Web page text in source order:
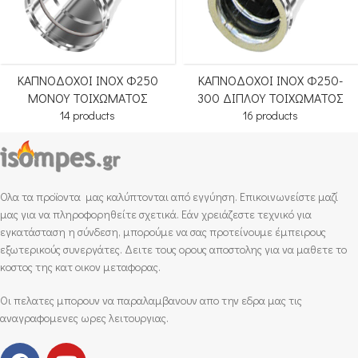
ΚΑΠΝΟΔΟΧΟΙ ΙΝΟΧ Φ250
ΜΟΝΟΥ ΤΟΙΧΩΜΑΤΟΣ
14 products
ΚΑΠΝΟΔΟΧΟΙ ΙΝΟΧ Φ250-
300 ΔΙΠΛΟΥ ΤΟΙΧΩΜΑΤΟΣ
16 products
Ολα τα προϊοντα μας καλύπτονται από εγγύηση. Επικοινωνείστε μαζί
μας για να πληροφορηθείτε σχετικά. Εάν χρειάζεστε τεχνικό για
εγκατάσταση η σύνδεση, μπορούμε να σας προτείνουμε έμπειρους
εξωτερικούς συνεργάτες. Δειτε τους ορους αποστολης για να μαθετε το
κοστος της κατ οικον μεταφορας.
Οι πελατες μπορουν να παραλαμβανουν απο την εδρα μας τις
αναγραφομενες ωρες λειτουργιας.